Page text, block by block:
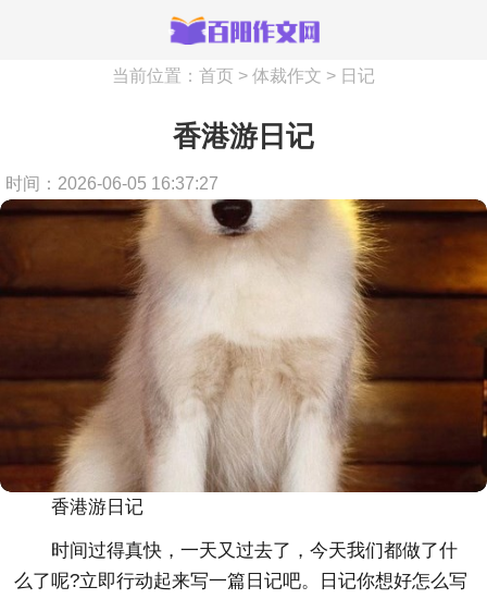
当前位置： 首页 > 体裁作文 > 日记
香港游日记
时间：2026-06-05 16:37:27
香港游日记
时间过得真快，一天又过去了，今天我们都做了什
么了呢?立即行动起来写一篇日记吧。日记你想好怎么写